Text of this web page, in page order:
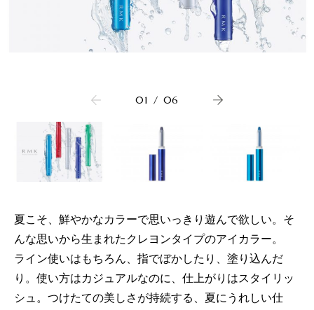
01 / 06
夏こそ、鮮やかなカラーで思いっきり遊んで欲しい。そ
んな思いから生まれたクレヨンタイプのアイカラー。
ライン使いはもちろん、指でぼかしたり、塗り込んだ
り。使い方はカジュアルなのに、仕上がりはスタイリッ
シュ。つけたての美しさが持続する、夏にうれしい仕